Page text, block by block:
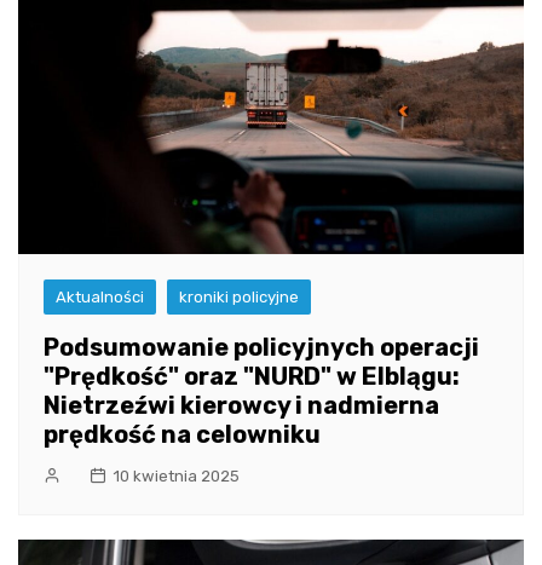
Aktualności kroniki policyjne
Podsumowanie policyjnych operacji
"Prędkość" oraz "NURD" w Elblągu:
Nietrzeźwi kierowcy i nadmierna
prędkość na celowniku
10 kwietnia 2025